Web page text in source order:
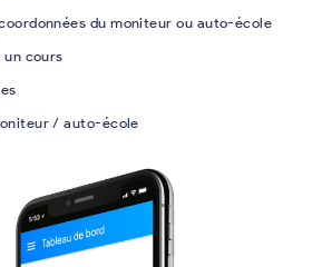
du moniteur ou auto-école
un cours
/ auto-école